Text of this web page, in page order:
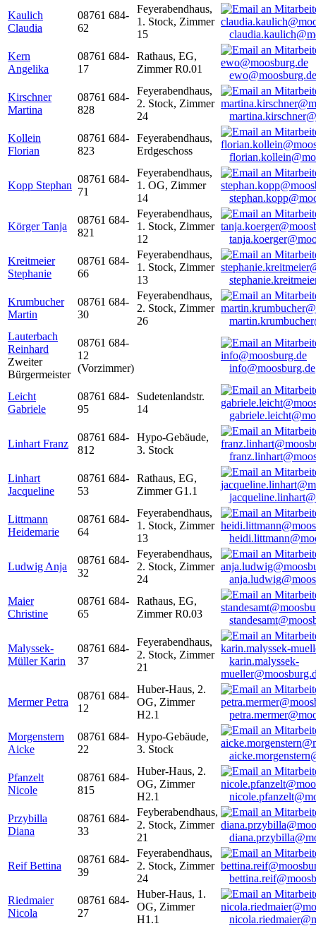
Kaulich
Claudia
08761 684-
62
Feyerabendhaus,
1. Stock, Zimmer
15
Kern
Angelika
08761 684-
17
Rathaus, EG,
Zimmer R0.01
ewo@moosburg.de
Kirschner
Martina
08761 684-
828
Feyerabendhaus,
2. Stock, Zimmer
24
Kollein
Florian
08761 684-
823
Feyerabendhaus,
Erdgeschoss
Kopp Stephan
08761 684-
71
Feyerabendhaus,
1. OG, Zimmer
14
Körger Tanja
08761 684-
821
Feyerabendhaus,
1. Stock, Zimmer
12
Kreitmeier
Stephanie
08761 684-
66
Feyerabendhaus,
1. Stock, Zimmer
13
Krumbucher
Martin
08761 684-
30
Feyerabendhaus,
2. Stock, Zimmer
26
Lauterbach
Reinhard
Zweiter
Bürgermeister
08761 684-
12
(Vorzimmer)
info@moosburg.de
Leicht
Gabriele
08761 684-
95
Sudetenlandstr.
14
Linhart Franz
08761 684-
812
Hypo-Gebäude,
3. Stock
Linhart
Jacqueline
08761 684-
53
Rathaus, EG,
Zimmer G1.1
Littmann
Heidemarie
08761 684-
64
Feyerabendhaus,
1. Stock, Zimmer
13
Ludwig Anja
08761 684-
32
Feyerabendhaus,
2. Stock, Zimmer
24
Maier
Christine
08761 684-
65
Rathaus, EG,
Zimmer R0.03
Malyssek-
Müller Karin
08761 684-
37
Feyerabendhaus,
2. Stock, Zimmer
21
karin.malyssek-
Mermer Petra
08761 684-
12
Huber-Haus, 2.
OG, Zimmer
H2.1
Morgenstern
Aicke
08761 684-
22
Hypo-Gebäude,
3. Stock
Pfanzelt
Nicole
08761 684-
815
Huber-Haus, 2.
OG, Zimmer
H2.1
Przybilla
Diana
08761 684-
33
Feyberabendhaus,
2. Stock, Zimmer
21
Reif Bettina
08761 684-
39
Feyerabendhaus,
2. Stock, Zimmer
24
Riedmaier
Nicola
08761 684-
27
Huber-Haus, 1.
OG, Zimmer
H1.1